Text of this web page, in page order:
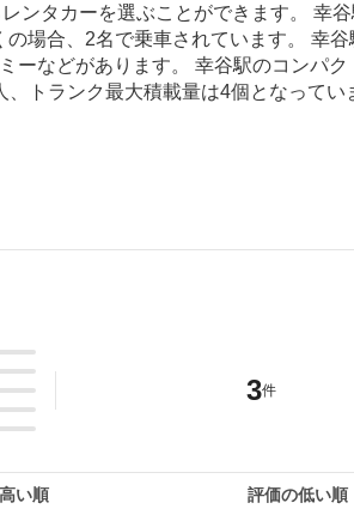
ンタカーを選ぶことができます。 幸
場合、2名で乗車されています。 幸谷
ーなどがあります。 幸谷駅のコンパク
トランク最大積載量は4個となってい
3件
い順 評価の低い順